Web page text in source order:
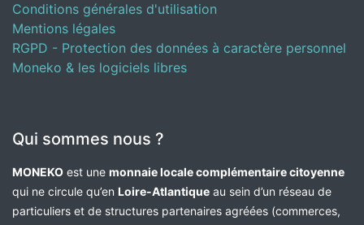
Conditions générales d'utilisation
Mentions légales
RGPD - Protection des données à caractère personnel
Moneko & les logiciels libres
Qui sommes nous ?
MONEKO est une monnaie locale complémentaire citoyenne
qui ne circule qu’en Loire-Atlantique au sein d’un réseau de
particuliers et de structures partenaires agréées (commerces,